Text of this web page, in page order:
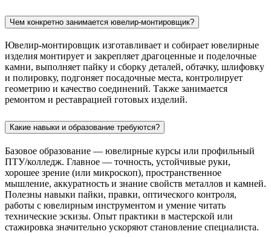
Чем конкретно занимается ювелир‑монтировщик?
Ювелир‑монтировщик изготавливает и собирает ювелирные
изделия монтирует и закрепляет драгоценные и поделочные
камни, выполняет пайку и сборку деталей, обтачку, шлифовку
и полировку, подгоняет посадочные места, контролирует
геометрию и качество соединений. Также занимается
ремонтом и реставрацией готовых изделий.
Какие навыки и образование требуются?
Базовое образование — ювелирные курсы или профильный
ПТУ/колледж. Главное — точность, устойчивые руки,
хорошее зрение (или микроскоп), пространственное
мышление, аккуратность и знание свойств металлов и камней.
Полезны навыки пайки, правки, оптического контроля,
работы с ювелирным инструментом и умение читать
технические эскизы. Опыт практики в мастерской или
стажировка значительно ускоряют становление специалиста.